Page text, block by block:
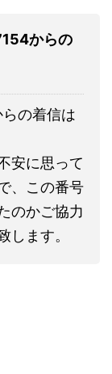
からの
らの着信は
安に思って
、この番号
のかご協力
します。